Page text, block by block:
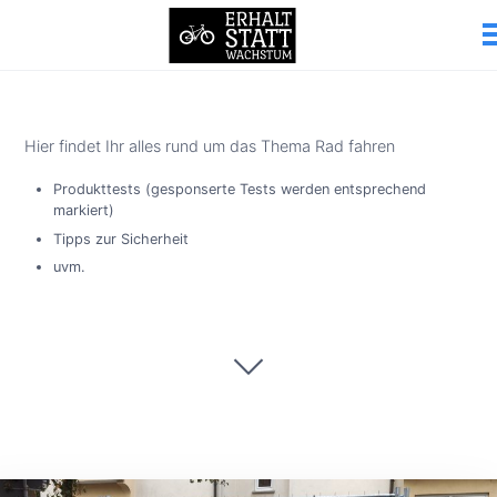
Hier findet Ihr alles rund um das Thema Rad fahren
Produkttests (gesponserte Tests werden entsprechend
markiert)
Tipps zur Sicherheit
uvm.